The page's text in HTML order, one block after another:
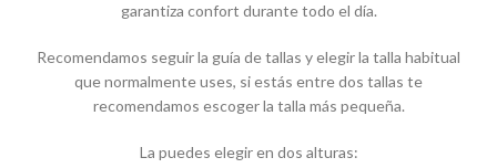
garantiza confort durante todo el día.
Recomendamos seguir la guía de tallas y elegir la talla habitual
que normalmente uses, si estás entre dos tallas te
recomendamos escoger la talla más pequeña.
La puedes elegir en dos alturas: